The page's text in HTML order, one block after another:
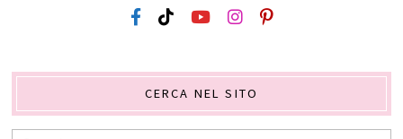
CERCA NEL SITO